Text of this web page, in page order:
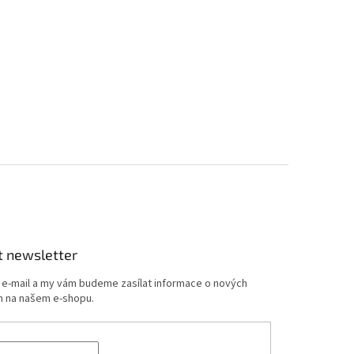
newsletter
mail a my vám budeme zasílat informace o nových
našem e-shopu.